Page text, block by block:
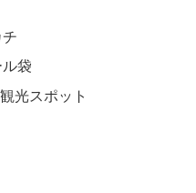
袋
光スポット